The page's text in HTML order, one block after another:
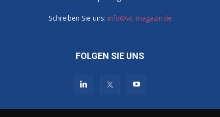
Schreiben Sie uns: info@vc-magazin.de
FOLGEN SIE UNS